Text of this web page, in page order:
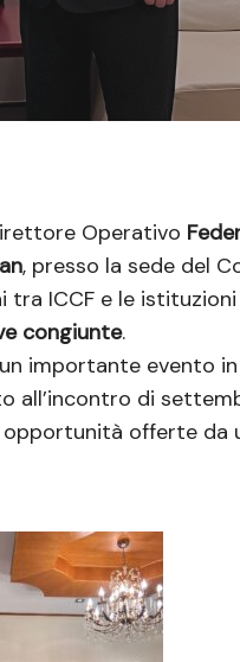
Operativo
, presso la sede del
ICCF e le
congiunte.
importante evento
all’incontro di
offerte da